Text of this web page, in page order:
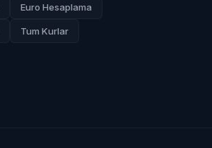
Euro Hesaplama
Tum Kurlar